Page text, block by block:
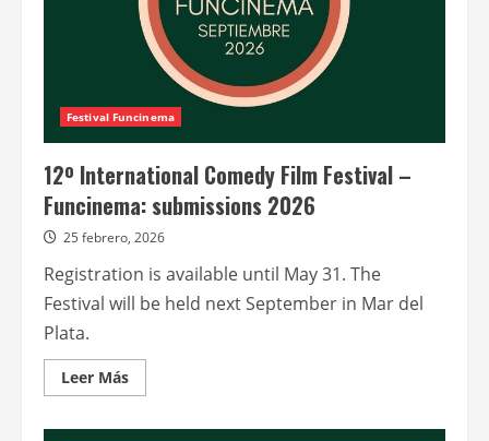
Festival Funcinema
12º International Comedy Film Festival –
Funcinema: submissions 2026
25 febrero, 2026
Registration is available until May 31. The
Festival will be held next September in Mar del
Plata.
Leer MásLeer
más